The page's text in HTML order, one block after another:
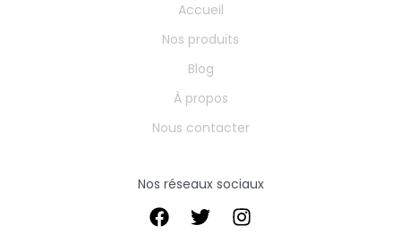
Accueil
Nos produits
Blog
À propos
Nous contacter
Nos réseaux sociaux